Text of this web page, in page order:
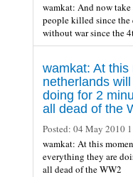
wamkat: And now
people killed since the
without war since the
wamkat: At
netherlands
doing for 2
all dead of the
Posted: 04 May 2010
wamkat: At this
everything they are
all dead of the WW2